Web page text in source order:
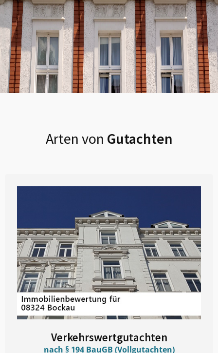
Arten von Gutachten
Verkehrswertgutachten
nach § 194 BauGB (Vollgutachten)